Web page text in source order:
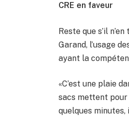
CRE en faveur
Reste que s’il
Garand, l’usage
ayant la
«C’est une plaie
sacs mettent pour
quelques minutes,